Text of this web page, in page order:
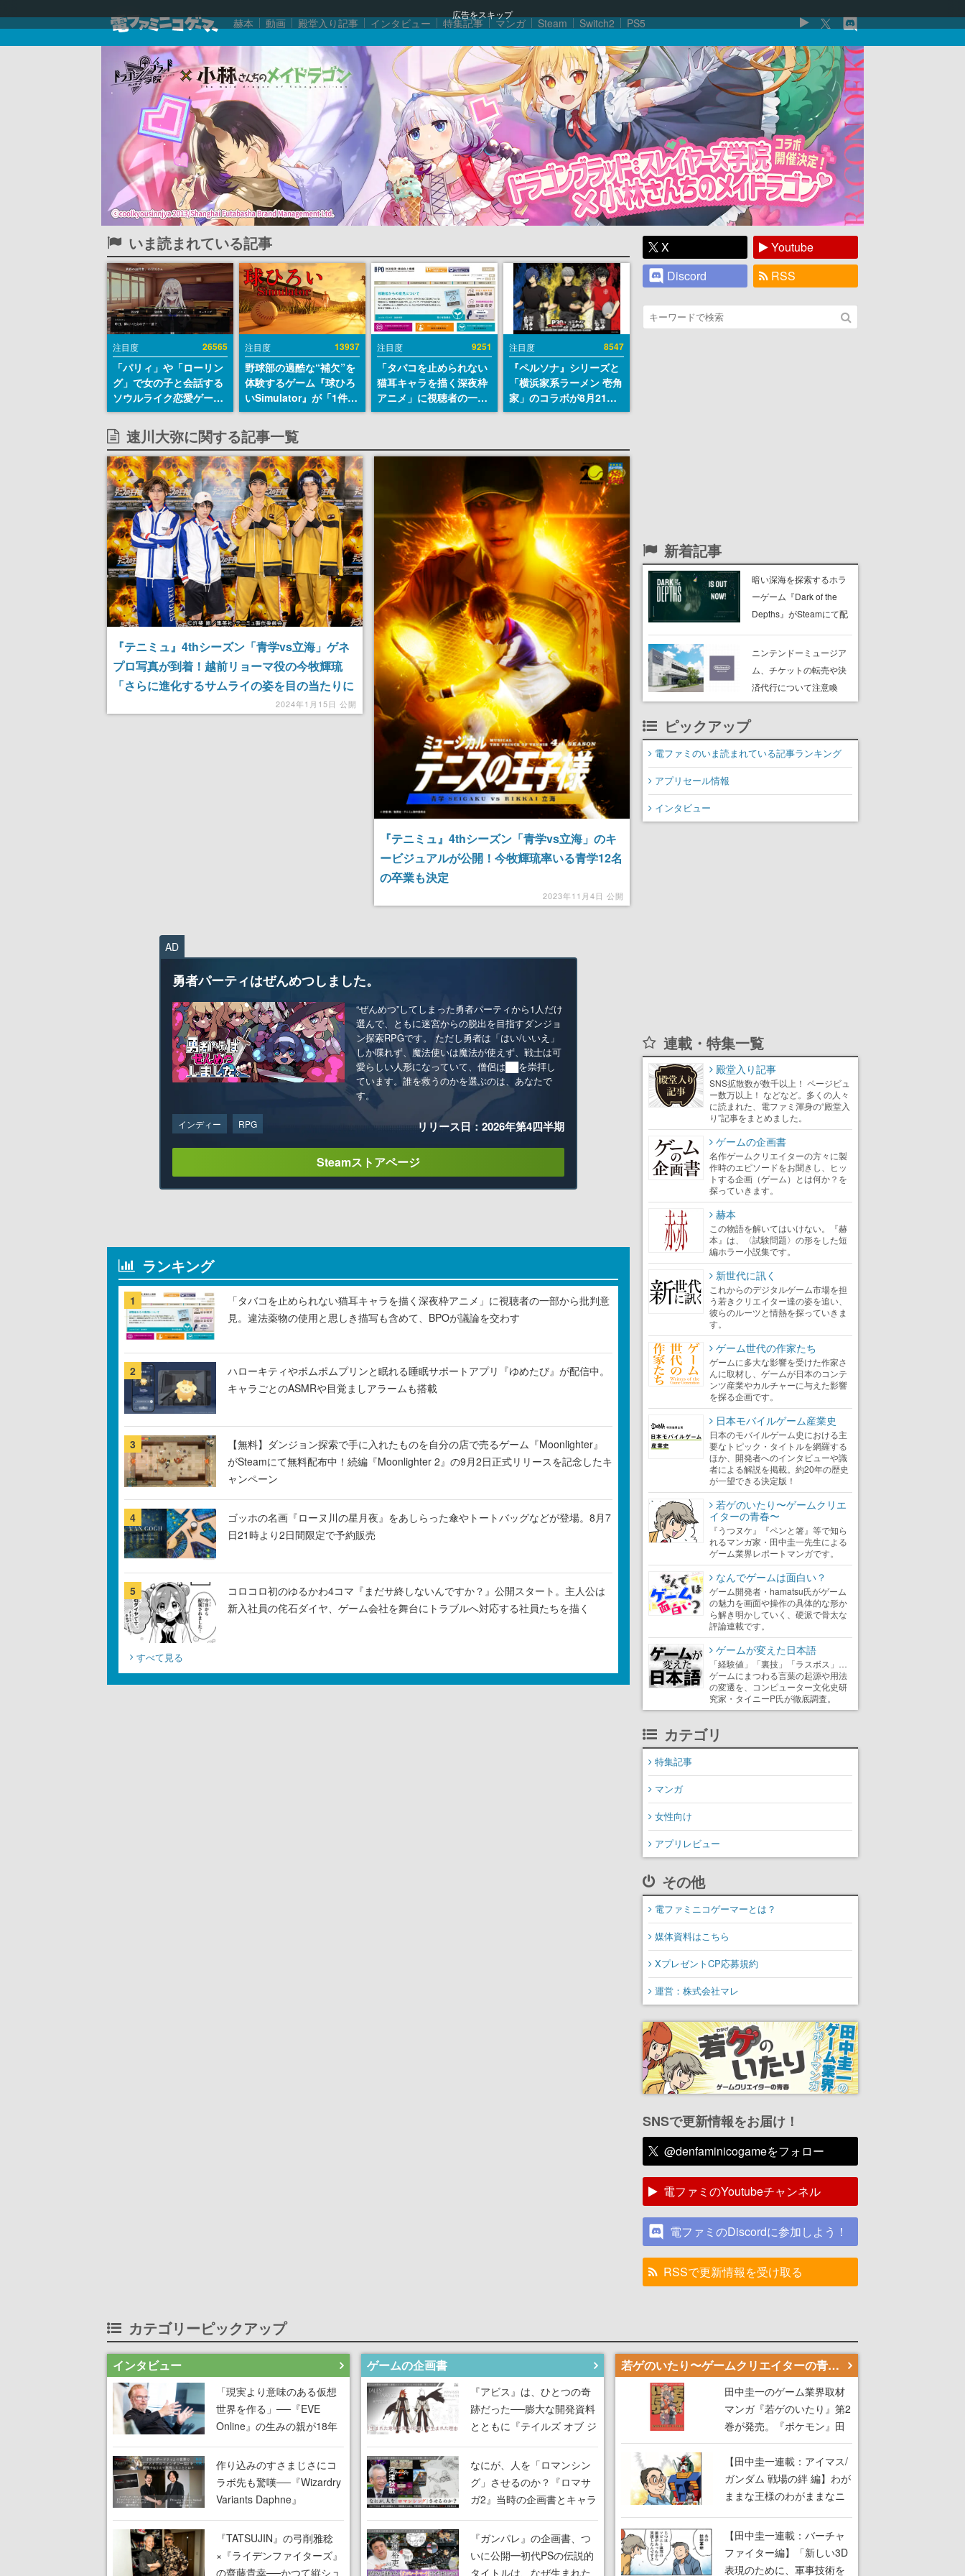
広告をスキップ
赫本 動画 殿堂入り記事 インタビュー 特集記事 マンガ Steam Switch2 PS5
いま読まれている記事
注目度 26565
「パリィ」や「ローリン
グ」で女の子と会話する
ソウルライク恋愛ゲーム
『小早川さんはソウルラ
イク』無料公開。返事に
失敗すると「YOU
DIED」
注目度 13937
野球部の過酷な“補欠”を
体験するゲーム『球ひろ
いSimulator』が「1件」
のウィッシュリストをも
とにチェコ語に対応し
SNSで話題に。『キング
ダム・カム』開発元やチ
ェコのプロ野球選手から
称賛の声
注目度 9251
「タバコを止められない
猫耳キャラを描く深夜枠
アニメ」に視聴者の一部
から批判意見。違法薬物
す
注目度 8547
『ペルソナ』シリーズと
「横浜家系ラーメン 壱角
家」のコラボが8月21日
から開催。”はがくれ”風
ラーメンがラインナップ
速川大弥に関する記事一覧
『テニミュ』4thシーズン「青学vs立海」ゲネ
プロ写真が到着！越前リョーマ役の今牧輝琉
「さらに進化するサムライの姿を目の当たりに
2024年1月15日 公開
『テニミュ』4thシーズン「青学vs立海」のキ
ービジュアルが公開！今牧輝琉率いる青学12名
の卒業も決定
2023年11月4日 公開
AD
勇者パーティはぜんめつしました。
“ぜんめつ”してしまった勇者パーティから1人だけ
選んで、ともに迷宮からの脱出を目指すダンジョ
ン探索RPGです。 ただし勇者は「はい/いいえ」
しか喋れず、魔法使いは魔法が使えず、戦士は可
愛らしい人形になっていて、僧侶は██を崇拝し
ています。誰を救うのかを選ぶのは、あなたで
す。
インディー RPG リリース日：2026年第4四半期
Steamストアページ
ランキング
1
「タバコを止められない猫耳キャラを描く深夜枠アニメ」に視聴者の一部から批判意
見。違法薬物の使用と思しき描写も含めて、BPOが議論を交わす
2
ハローキティやポムポムプリンと眠れる睡眠サポートアプリ『ゆめたび』が配信中。
キャラごとのASMRや目覚ましアラームも搭載
3
【無料】ダンジョン探索で手に入れたものを自分の店で売るゲーム『Moonlighter』
がSteamにて無料配布中！続編『Moonlighter 2』の9月2日正式リリースを記念したキ
ャンペーン
4
ゴッホの名画『ローヌ川の星月夜』をあしらった傘やトートバッグなどが登場。8月7
日21時より2日間限定で予約販売
5
コロコロ初のゆるかわ4コマ『まだサ終しないんですか？』公開スタート。主人公は
新入社員の侘石ダイヤ、ゲーム会社を舞台にトラブルへ対応する社員たちを描く
すべて見る
X
Youtube
Discord
RSS
新着記事
暗い深海を探索するホラ
ーゲーム『Dark of the
Depths』がSteamにて配
たよりに海底からの脱出
を目指す
ニンテンドーミュージア
ム、チケットの転売や決
済代行について注意喚
起。公式サイト以外で買
ない事例が複数発生
ピックアップ
電ファミのいま読まれている記事ランキング
アプリセール情報
インタビュー
連載・特集一覧
殿堂入り記事
SNS拡散数が数千以上！ ページビュ
ー数万以上！ などなど。多くの人々
に読まれた、電ファミ渾身の“殿堂入
り”記事をまとめました。
ゲームの企画書
名作ゲームクリエイターの方々に製
作時のエピソードをお聞きし、ヒッ
トする企画（ゲーム）とは何か？を
探っていきます。
赫本
この物語を解いてはいけない。『赫
本』は、〈試験問題〉の形をした短
編ホラー小説集です。
新世代に訊く
これからのデジタルゲーム市場を担
う若きクリエイター達の姿を追い、
彼らのルーツと情熱を探っていきま
す。
ゲーム世代の作家たち
ゲームに多大な影響を受けた作家さ
んに取材し、ゲームが日本のコンテ
ンツ産業やカルチャーに与えた影響
を探る企画です。
日本モバイルゲーム産業史
日本のモバイルゲーム史における主
要なトピック・タイトルを網羅する
ほか、開発者へのインタビューや識
者による解説を掲載。約20年の歴史
が一望できる決定版！
若ゲのいたり〜ゲームクリエ
イターの青春〜
『うつヌケ』『ペンと箸』等で知ら
れるマンガ家・田中圭一先生による
ゲーム業界レポートマンガです。
なんでゲームは面白い？
ゲーム開発者・hamatsu氏がゲーム
の魅力を画面や操作の具体的な形か
ら解き明かしていく、硬派で骨太な
評論連載です。
ゲームが変えた日本語
「経験値」「裏技」「ラスボス」…
ゲームにまつわる言葉の起源や用法
の変遷を、コンピューター文化史研
究家・タイニーP氏が徹底調査。
カテゴリ
特集記事
マンガ
女性向け
アプリレビュー
その他
電ファミニコゲーマーとは？
媒体資料はこちら
XプレゼントCP応募規約
運営：株式会社マレ
SNSで更新情報をお届け！
@denfaminicogameをフォロー
電ファミのYoutubeチャンネル
電ファミのDiscordに参加しよう！
RSSで更新情報を受け取る
カテゴリーピックアップ
インタビュー
「現実より意味のある仮想
世界を作る」──『EVE
Online』の生みの親が18年
掲げ続ける”クレイジーな宣
言”は、比喩ではなく本気だ
った
作り込みのすさまじさにコ
ラボ先も驚嘆──『Wizardry
Variants Daphne』
×『FFXI』コラボが期間限
定なのにジョブもキャラも
武器も戦闘システムもワン
オフで作り込まれた理由を
『TATSUJIN』の弓削雅稔
×『ライデンファイターズ』
の齋藤貴幸──かつて縦シュ
ゲームの企画書
『アビス』は、ひとつの奇
跡だった──膨大な開発資料
とともに『テイルズ オブ ジ
アビス』開発陣に聞く、
「生まれた意味を知る
RPG」が生まれた理由【ゲ
ームの企画書】
なにが、人を「ロマンシン
グ」させるのか？『ロマサ
ガ2』当時の企画書とキャラ
設定画から迫る、河津秋敏
がRPGに生み出した「ロマ
ン」の正体とは【ゲームの
企画書】
『ガンパレ』の企画書、つ
いに公開━初代PSの伝説的
タイトルは、なぜ生まれた
若ゲのいたり〜ゲームクリエイターの青春〜
田中圭一のゲーム業界取材
マンガ『若ゲのいたり』第2
巻が発売。『ポケモン』田
尻智さん、『ゼビウス』遠
藤雅伸さんらの貴重なエピ
ソードを収録
【田中圭一連載：アイマス/
ガンダム 戦場の絆 編】わが
ままな王様のわがままなニ
朗が貫く姿勢に、ゲームク
リエイターとしての矜持を
見た【若ゲのいたり最終
【田中圭一連載：バーチャ
ファイター編】「新しい3D
表現のために、軍事技術を